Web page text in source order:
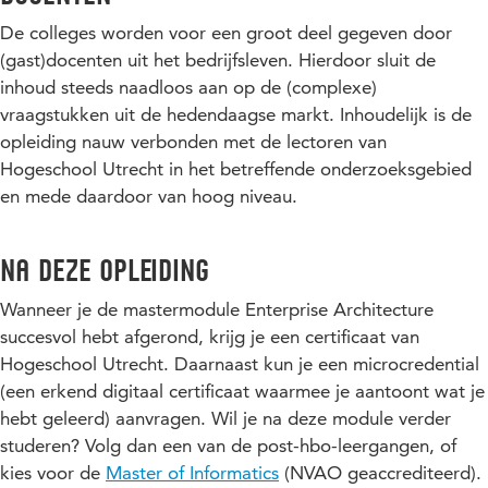
Capability mapping en value stream mapping
ArchiMate
Alternatieve architectuuroplossingen
Best practices en valkuilen
kan met de belangrijkste betrokkenen (stakeholders)
communiceren over architectuur
bent in staat om architectuuroplossingen in kaart te
brengen en te motiveren
De colleges worden voor een groot deel gegeven door
(gast)docenten uit het bedrijfsleven. Hierdoor sluit de
inhoud steeds naadloos aan op de (complexe)
vraagstukken uit de hedendaagse markt. Inhoudelijk is de
opleiding nauw verbonden met de lectoren van
Hogeschool Utrecht in het betreffende onderzoeksgebied
en mede daardoor van hoog niveau.
Na deze opleiding
Wanneer je de mastermodule Enterprise Architecture
succesvol hebt afgerond, krijg je een certificaat van
Hogeschool Utrecht. Daarnaast kun je een microcredential
(een erkend digitaal certificaat waarmee je aantoont wat je
hebt geleerd) aanvragen. Wil je na deze module verder
studeren? Volg dan een van de post-hbo-leergangen, of
kies voor de Master of Informatics (NVAO geaccrediteerd).